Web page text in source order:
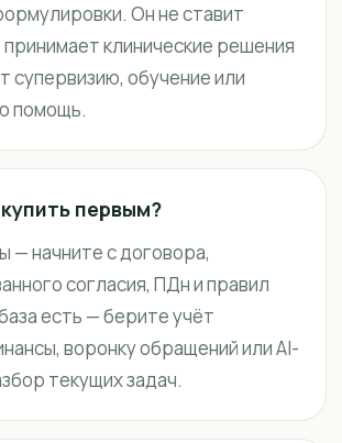
Он не ставит
принимает клинические решения
супервизию, обучение или
помощь.
первым?
— начните с договора,
согласия, ПДн и правил
есть — берите учёт
воронку обращений или AI-
текущих задач.